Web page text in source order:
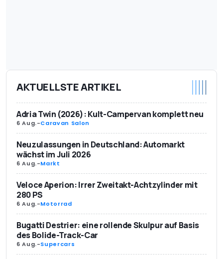
AKTUELLSTE ARTIKEL
Adria Twin (2026): Kult-Campervan komplett neu
6 Aug.-Caravan Salon
Neuzulassungen in Deutschland: Automarkt
wächst im Juli 2026
6 Aug.-Markt
Veloce Aperion: Irrer Zweitakt-Achtzylinder mit
280 PS
6 Aug.-Motorrad
Bugatti Destrier: eine rollende Skulpur auf Basis
des Bolide-Track-Car
6 Aug.-Supercars